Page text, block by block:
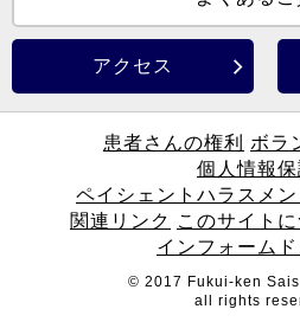
アクセス
患者さんの権利
ボラ
個人情報
ペイシェントハラスメ
関連リンク このサイト
インフォームド
© 2017 Fukui-ken
all rights